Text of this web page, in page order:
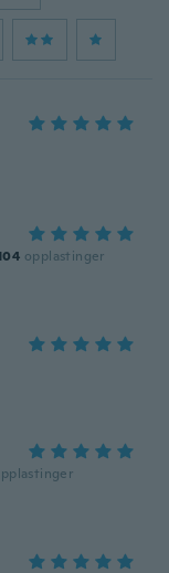
opplastinger